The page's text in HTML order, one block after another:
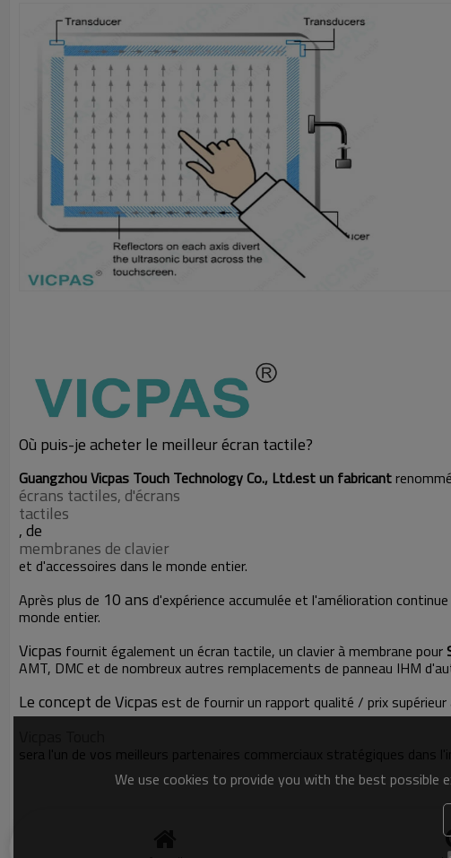
Où puis-je acheter le meilleur écran tactile?
Guangzhou Vicpas Touch Technology Co., Ltd.est un fabricant
écrans tactiles, d'écrans
tactiles
, de
membranes de clavier
et d'accessoires dans le monde entier.
Après plus de 10 ans d'expérience accumulée et l'amélioration
monde entier.
Vicpas fournit également un écran tactile, un clavier à membrane pour
AMT, DMC et de nombreux autres remplacements de panneau IHM
Le concept de Vicpas est de fournir un rapport qualité / prix
sera l'un de vos meilleurs partenaires commerciaux stratégiques dans
We use cookies to provide you with the best possible